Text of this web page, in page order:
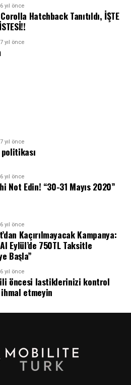
6 yıl önce
Hatchback Tanıtıldı, İŞTE
7 yıl önce
7 yıl önce
6 yıl önce
Not Edin! “30-31 Mayıs 2020”
6 yıl önce
Kaçırılmayacak Kampanya:
Eylül’de 750TL Taksitle
Başla”
6 yıl önce
öncesi lastiklerinizi kontrol
etmeyin